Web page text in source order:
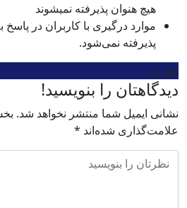
هیچ هنوان پذیرفته نمیشوند
موارد درگیری با کاربران در
پذیرفته نمی‌شود.
نظرات
دیدگاهتان را بنویسید!
نشانی ایمیل شما منتشر نخواهد شد.
علامت‌گذاری شده‌اند *